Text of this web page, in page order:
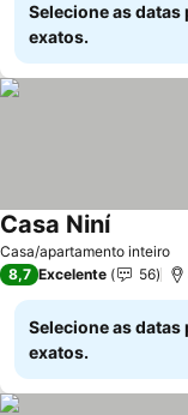
Selecione as
exatos.
Casa/apartamento inteiro
Casa NiníVer
8,7 Excelente 56
Selecione as
exatos.